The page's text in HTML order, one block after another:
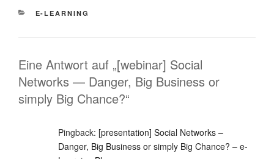
KATEGORIEN
E-LEARNING
Eine Antwort auf „[webinar] Social
Networks — Danger, Big Business or
simply Big Chance?“
Pingback: [presentation] Social Networks –
Danger, Big Business or simply Big Chance? – e-